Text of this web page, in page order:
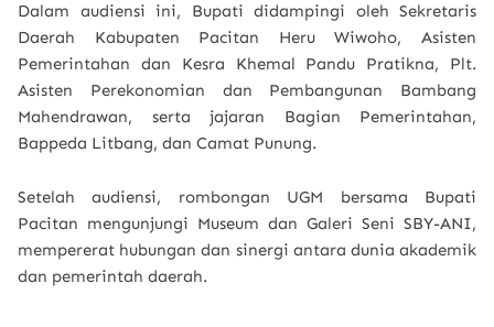
Dalam audiensi ini, Bupati didampingi oleh Sekretaris
Daerah Kabupaten Pacitan Heru Wiwoho, Asisten
Pemerintahan dan Kesra Khemal Pandu Pratikna, Plt.
Asisten Perekonomian dan Pembangunan Bambang
Mahendrawan, serta jajaran Bagian Pemerintahan,
Bappeda Litbang, dan Camat Punung.
Setelah audiensi, rombongan UGM bersama Bupati
Pacitan mengunjungi Museum dan Galeri Seni SBY-ANI,
mempererat hubungan dan sinergi antara dunia akademik
dan pemerintah daerah.